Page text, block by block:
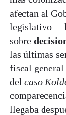
afectan al
legislativo—
sobre
las últimas
fiscal general
del caso
llegaba